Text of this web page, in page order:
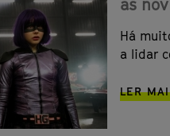
as
Há
a lidar
LER